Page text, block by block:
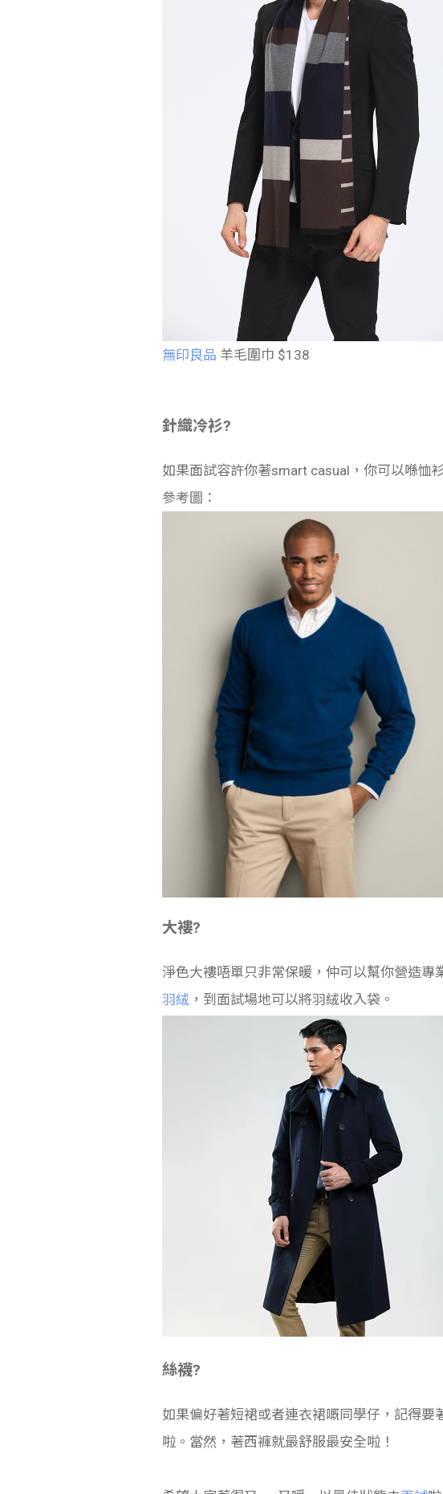
無印良品 羊毛圍巾 $138
針織冷衫?
如果面試容許你著smart casual，你可以喺恤
參考圖：
大褸?
淨色大褸唔單只非常保暖，仲可以幫你營造
羽絨，到面試場地可以將羽絨收入袋。
絲襪?
如果偏好著短裙或者連衣裙嘅同學仔，記得
啦。當然，著西褲就最舒服最安全啦！